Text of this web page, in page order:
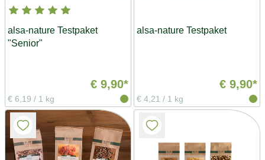
alsa-nature Testpaket
"Senior"
€ 9,90*
€ 6,19 / 1 kg
alsa-nature Testpaket
€ 9,90*
€ 4,21 / 1 kg